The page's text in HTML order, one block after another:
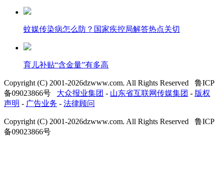
蚊媒传染病怎么防？国家疾控局解答热点关切
育儿补贴“含金量”有多高
Copyright (C) 2001-2026dzwww.com. All Rights Reserved 鲁ICP
备09023866号 大众报业集团 - 山东省互联网传媒集团 - 版权
声明 - 广告业务 - 法律顾问
Copyright (C) 2001-2026dzwww.com. All Rights Reserved 鲁ICP
备09023866号